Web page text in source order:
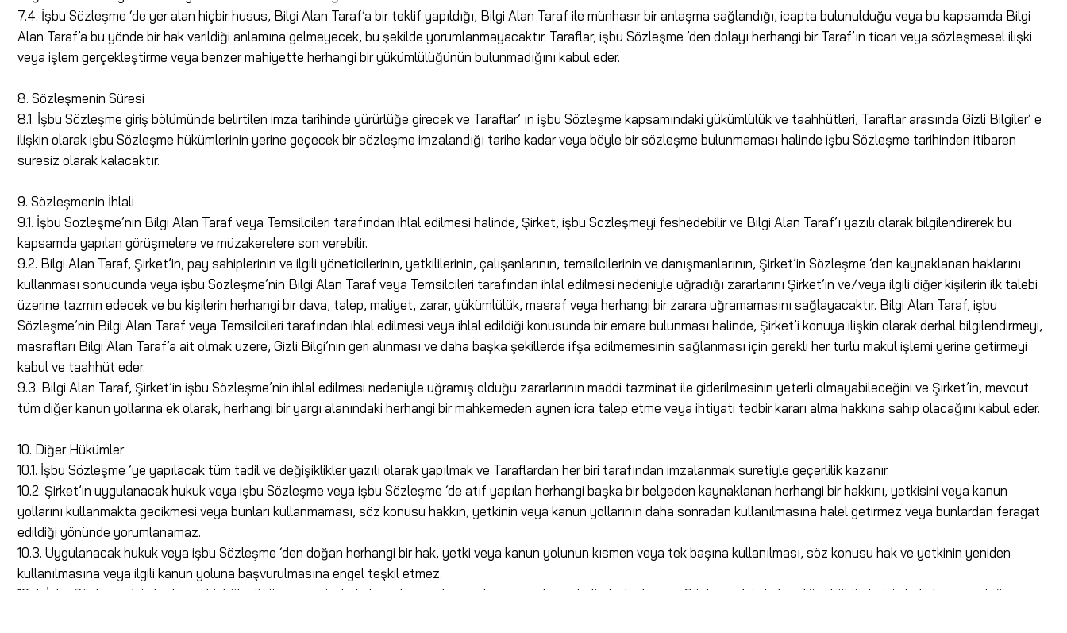
7.4. İşbu Sözleşme ‘de yer alan hiçbir husus, Bilgi Alan Taraf’a bir teklif yapıldığı, Bilgi Alan Taraf ile münhasır bir anlaşma sağlandığı, icapta bulunulduğu veya bu kapsamda Bilgi
Alan Taraf’a bu yönde bir hak verildiği anlamına gelmeyecek, bu şekilde yorumlanmayacaktır. Taraflar, işbu Sözleşme ’den dolayı herhangi bir Taraf’ın ticari veya sözleşmesel ilişki
veya işlem gerçekleştirme veya benzer mahiyette herhangi bir yükümlülüğünün bulunmadığını kabul eder.
8. Sözleşmenin Süresi
8.1. İşbu Sözleşme giriş bölümünde belirtilen imza tarihinde yürürlüğe girecek ve Taraflar’ ın işbu Sözleşme kapsamındaki yükümlülük ve taahhütleri, Taraflar arasında Gizli Bilgiler’ e
ilişkin olarak işbu Sözleşme hükümlerinin yerine geçecek bir sözleşme imzalandığı tarihe kadar veya böyle bir sözleşme bulunmaması halinde işbu Sözleşme tarihinden itibaren
süresiz olarak kalacaktır.
9. Sözleşmenin İhlali
9.1. İşbu Sözleşme’nin Bilgi Alan Taraf veya Temsilcileri tarafından ihlal edilmesi halinde, Şirket, işbu Sözleşmeyi feshedebilir ve Bilgi Alan Taraf’ı yazılı olarak bilgilendirerek bu
kapsamda yapılan görüşmelere ve müzakerelere son verebilir.
9.2. Bilgi Alan Taraf, Şirket’in, pay sahiplerinin ve ilgili yöneticilerinin, yetkililerinin, çalışanlarının, temsilcilerinin ve danışmanlarının, Şirket’in Sözleşme ‘den kaynaklanan haklarını
kullanması sonucunda veya işbu Sözleşme’nin Bilgi Alan Taraf veya Temsilcileri tarafından ihlal edilmesi nedeniyle uğradığı zararlarını Şirket’in ve/veya ilgili diğer kişilerin ilk talebi
üzerine tazmin edecek ve bu kişilerin herhangi bir dava, talep, maliyet, zarar, yükümlülük, masraf veya herhangi bir zarara uğramamasını sağlayacaktır. Bilgi Alan Taraf, işbu
Sözleşme’nin Bilgi Alan Taraf veya Temsilcileri tarafından ihlal edilmesi veya ihlal edildiği konusunda bir emare bulunması halinde, Şirket’i konuya ilişkin olarak derhal bilgilendirmeyi,
masrafları Bilgi Alan Taraf’a ait olmak üzere, Gizli Bilgi’nin geri alınması ve daha başka şekillerde ifşa edilmemesinin sağlanması için gerekli her türlü makul işlemi yerine getirmeyi
kabul ve taahhüt eder.
9.3. Bilgi Alan Taraf, Şirket’in işbu Sözleşme’nin ihlal edilmesi nedeniyle uğramış olduğu zararlarının maddi tazminat ile giderilmesinin yeterli olmayabileceğini ve Şirket’in, mevcut
tüm diğer kanun yollarına ek olarak, herhangi bir yargı alanındaki herhangi bir mahkemeden aynen icra talep etme veya ihtiyati tedbir kararı alma hakkına sahip olacağını kabul eder.
10. Diğer Hükümler
10.1. İşbu Sözleşme ’ye yapılacak tüm tadil ve değişiklikler yazılı olarak yapılmak ve Taraflardan her biri tarafından imzalanmak suretiyle geçerlilik kazanır.
10.2. Şirket’in uygulanacak hukuk veya işbu Sözleşme veya işbu Sözleşme ‘de atıf yapılan herhangi başka bir belgeden kaynaklanan herhangi bir hakkını, yetkisini veya kanun
yollarını kullanmakta gecikmesi veya bunları kullanmaması, söz konusu hakkın, yetkinin veya kanun yollarının daha sonradan kullanılmasına halel getirmez veya bunlardan feragat
edildiği yönünde yorumlanamaz.
10.3. Uygulanacak hukuk veya işbu Sözleşme ‘den doğan herhangi bir hak, yetki veya kanun yolunun kısmen veya tek başına kullanılması, söz konusu hak ve yetkinin yeniden
kullanılmasına veya ilgili kanun yoluna başvurulmasına engel teşkil etmez.
10.4. İşbu Sözleşme’nin herhangi bir hükmünün geçersiz, hukuka aykırı ya da uygulanamaz olması halinde, bu husus, Sözleşme’nin kalan diğer hükümlerinin hukuka uygunluğunu,